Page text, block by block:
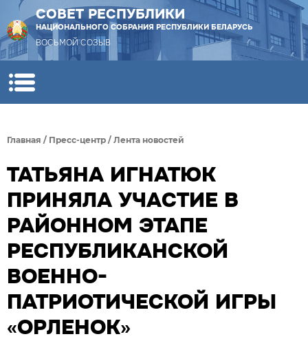
СОВЕТ РЕСПУБЛИКИ
НАЦИОНАЛЬНОГО СОБРАНИЯ РЕСПУБЛИКИ БЕЛАРУСЬ
ВОСЬМОЙ СОЗЫВ
Главная / Пресс-центр / Лента новостей
ТАТЬЯНА ИГНАТЮК
ПРИНЯЛА УЧАСТИЕ В
РАЙОННОМ ЭТАПЕ
РЕСПУБЛИКАНСКОЙ
ВОЕННО-
ПАТРИОТИЧЕСКОЙ ИГРЫ
«ОРЛЕНОК»